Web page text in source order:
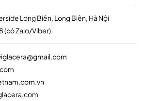
Long Biên, Long Biên, Hà Nội
(có Zalo/Viber)